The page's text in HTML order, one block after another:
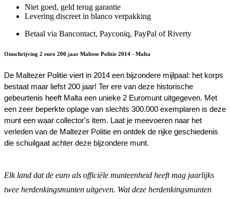
Niet goed, geld terug garantie
Levering discreet in blanco verpakking
Betaal via Bancontact, Payconiq, PayPal of Riverty
Omschrijving 2 euro 200 jaar Maltese Politie 2014 - Malta
De Maltezer Politie viert in 2014 een bijzondere mijlpaal: het korps
bestaat maar liefst 200 jaar! Ter ere van deze historische
gebeurtenis heeft Malta een unieke 2 Euromunt uitgegeven. Met
een zeer beperkte oplage van slechts 300.000 exemplaren is deze
munt een waar collector's item. Laat je meevoeren naar het
verleden van de Maltezer Politie en ontdek de rijke geschiedenis
die schuilgaat achter deze bijzondere munt.
Elk land dat de euro als officiële munteenheid heeft mag jaarlijks
twee herdenkingsmunten uitgeven. Wat deze herdenkingsmunten